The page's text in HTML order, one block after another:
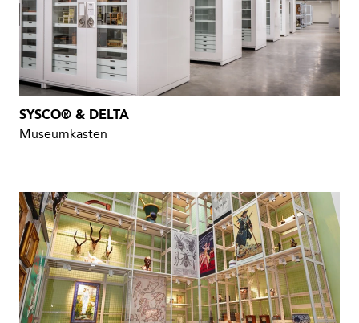
SYSCO® & DELTA
Museumkasten